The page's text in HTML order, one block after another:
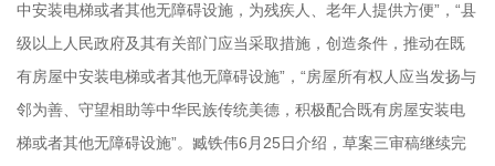
中安装电梯或者其他无障碍设施，为残疾人、老年人提供方便”，“县
级以上人民政府及其有关部门应当采取措施，创造条件，推动在既
有房屋中安装电梯或者其他无障碍设施”，“房屋所有权人应当发扬与
邻为善、守望相助等中华民族传统美德，积极配合既有房屋安装电
梯或者其他无障碍设施”。臧铁伟6月25日介绍，草案三审稿继续完